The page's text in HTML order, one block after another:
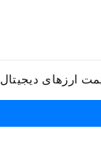
ارزهای دیجیتال